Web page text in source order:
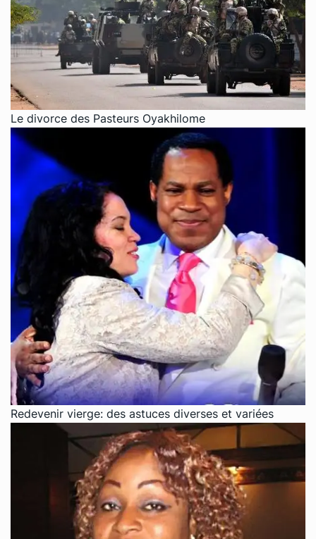
Le divorce des Pasteurs Oyakhilome
Redevenir vierge: des astuces diverses et variées